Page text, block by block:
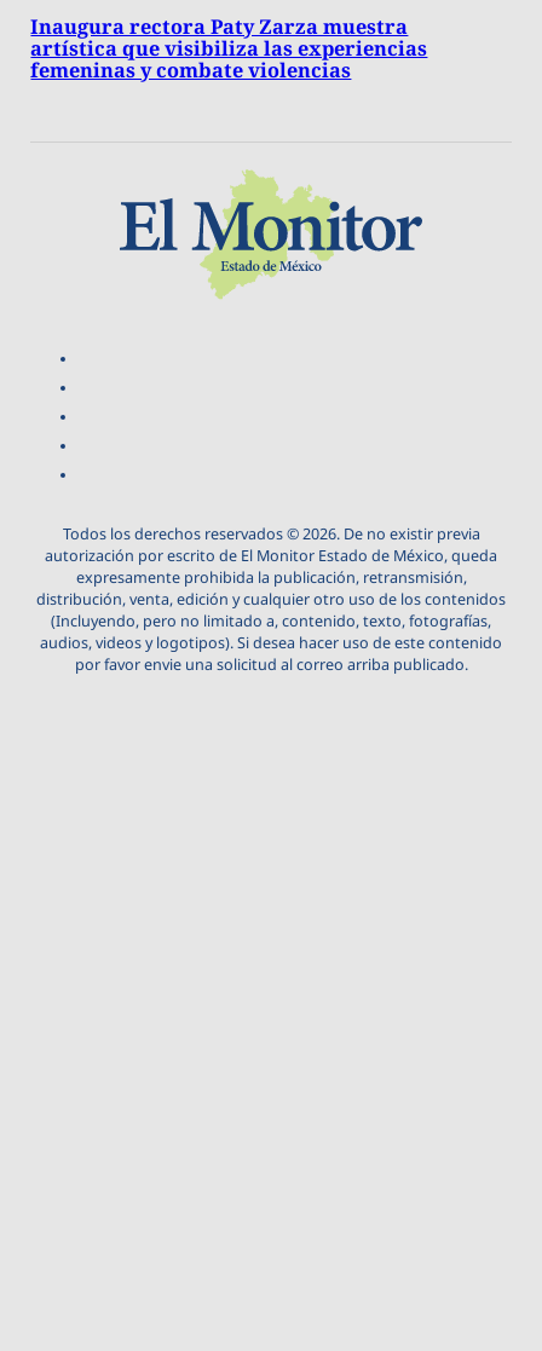
Inaugura rectora Paty Zarza muestra
artística que visibiliza las experiencias
femeninas y combate violencias
Todos los derechos reservados © 2026. De no existir previa
autorización por escrito de El Monitor Estado de México, queda
expresamente prohibida la publicación, retransmisión,
distribución, venta, edición y cualquier otro uso de los contenidos
(Incluyendo, pero no limitado a, contenido, texto, fotografías,
audios, videos y logotipos). Si desea hacer uso de este contenido
por favor envie una solicitud al correo arriba publicado.